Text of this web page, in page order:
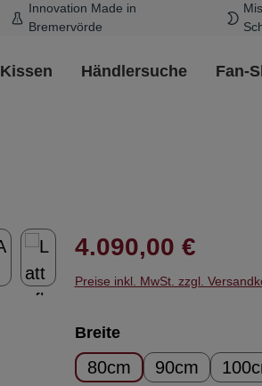
Innovation Made in
Bremervörde
Kissen Händlersuche Fan-
Regulärer Preis:
4.090,00 €
Preise inkl. MwSt. zzgl.
Breiteauswählen
80cm 90cm